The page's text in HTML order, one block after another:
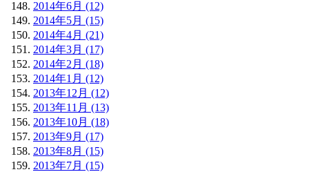
2014年6月 (12)
2014年5月 (15)
2014年4月 (21)
2014年3月 (17)
2014年2月 (18)
2014年1月 (12)
2013年12月 (12)
2013年11月 (13)
2013年10月 (18)
2013年9月 (17)
2013年8月 (15)
2013年7月 (15)